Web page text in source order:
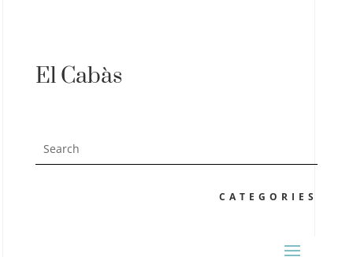
El Cabàs
CATEGORIES